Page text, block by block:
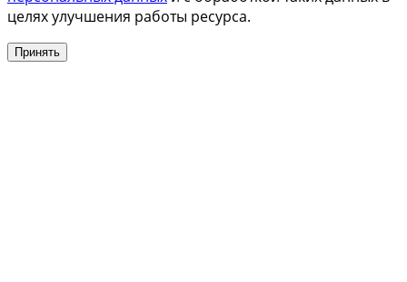
целях улучшения работы ресурса.
Принять